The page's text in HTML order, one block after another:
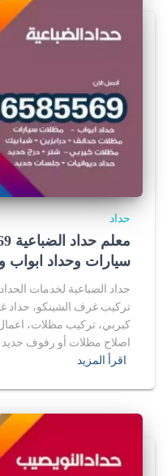
حداد
سيارات وحداد ابواب
حداد الضباعية لخدمات
تركيب غرف الشينكو، حداد
كيربي، تركيب مظلات، اعمال
اصلاح مظلات أو رفوف
اقرأ المزيد